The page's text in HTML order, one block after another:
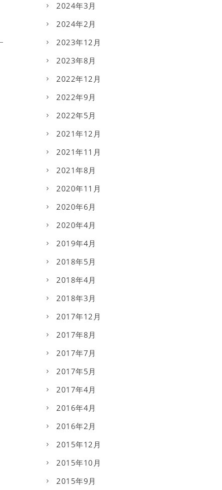
2024年3月
2024年2月
2023年12月
2023年8月
2022年12月
2022年9月
2022年5月
2021年12月
2021年11月
2021年8月
2020年11月
2020年6月
2020年4月
2019年4月
2018年5月
2018年4月
2018年3月
2017年12月
2017年8月
2017年7月
2017年5月
2017年4月
2016年4月
2016年2月
2015年12月
2015年10月
2015年9月